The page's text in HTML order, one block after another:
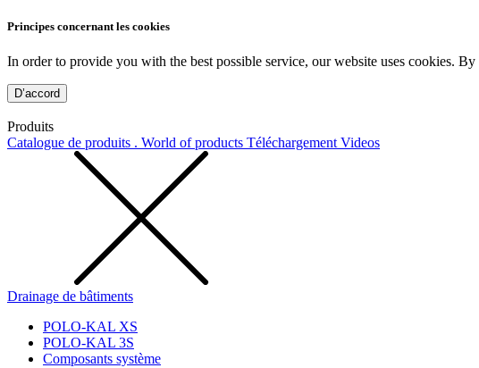
Principes concernant les cookies
In order to provide you with the best possible service, our website uses cookies.
D’accord
Produits
Catalogue de produits . World of products Téléchargement Videos
Drainage de bâtiments
POLO-KAL XS
POLO-KAL 3S
Composants système